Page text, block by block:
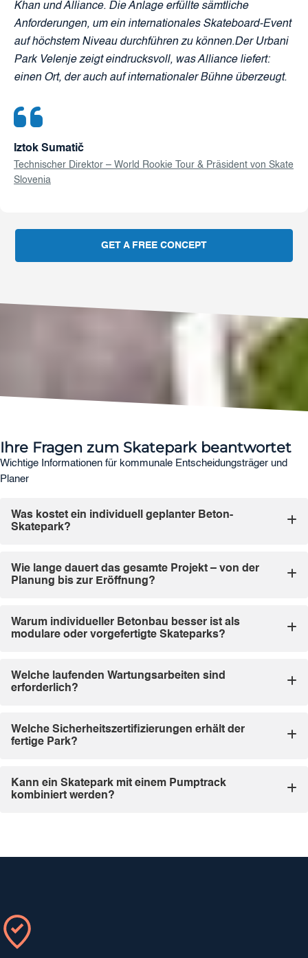
Iztok Sumatič
Technischer Direktor – World Rookie Tour & Präsident von Skate
Slovenia
Khan und Alliance. Die Anlage erfüllte sämtliche
Anforderungen, um ein internationales Skateboard-Event
auf höchstem Niveau durchführen zu können.Der Urbani
Park Velenje zeigt eindrucksvoll, was Alliance liefert:
einen Ort, der auch auf internationaler Bühne überzeugt.
GET A FREE CONCEPT
Ihre Fragen zum Skatepark beantwortet
Wichtige Informationen für kommunale Entscheidungsträger und
Planer
Was kostet ein individuell geplanter Beton-
Skatepark?
Wie lange dauert das gesamte Projekt – von der
Planung bis zur Eröffnung?
Warum individueller Betonbau besser ist als
modulare oder vorgefertigte Skateparks?
Welche laufenden Wartungsarbeiten sind
erforderlich?
Welche Sicherheitszertifizierungen erhält der
fertige Park?
Kann ein Skatepark mit einem Pumptrack
kombiniert werden?